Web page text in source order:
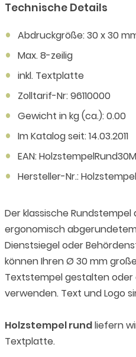
Technische Details
Abdruckgröße: 30 x 30
Max. 8-zeilig
inkl. Textplatte
Zolltarif-Nr: 96110000
Gewicht in kg (ca.): 0.00
Im Katalog seit: 14.03.2011
EAN:
Hersteller-Nr.:
Der klassische
ergonomisch
Dienstsiegel oder
können Ihren Ø 30 mm
Textstempel gestalten
verwenden. Text und Logo
Holzstempel rundliefern
Textplatte.